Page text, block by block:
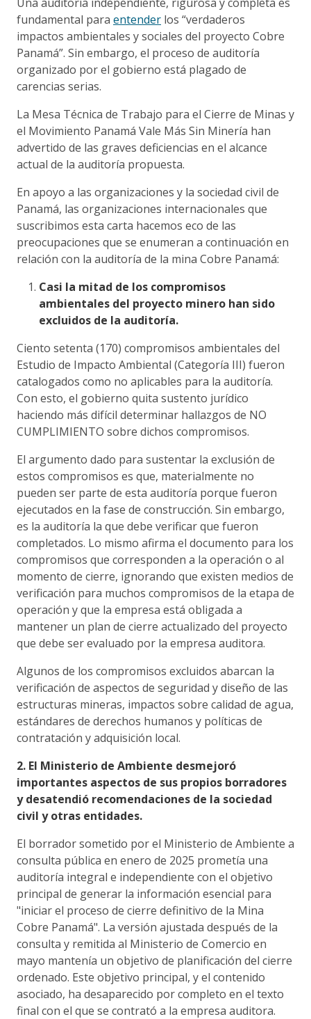
fundamental para entender los “verdaderos
impactos ambientales y sociales del proyecto Cobre
Panamá”. Sin embargo, el proceso de auditoría
organizado por el gobierno está plagado de
carencias serias.
La Mesa Técnica de Trabajo para el Cierre de Minas y
el Movimiento Panamá Vale Más Sin Minería han
advertido de las graves deficiencias en el alcance
actual de la auditoría propuesta.
En apoyo a las organizaciones y la sociedad civil de
Panamá, las organizaciones internacionales que
suscribimos esta carta hacemos eco de las
preocupaciones que se enumeran a continuación en
relación con la auditoría de la mina Cobre Panamá:
Casi la mitad de los compromisos
ambientales del proyecto minero han sido
excluidos de la auditoría.
Ciento setenta (170) compromisos ambientales del
Estudio de Impacto Ambiental (Categoría III) fueron
catalogados como no aplicables para la auditoría.
Con esto, el gobierno quita sustento jurídico
haciendo más difícil determinar hallazgos de NO
CUMPLIMIENTO sobre dichos compromisos.
El argumento dado para sustentar la exclusión de
estos compromisos es que, materialmente no
pueden ser parte de esta auditoría porque fueron
ejecutados en la fase de construcción. Sin embargo,
es la auditoría la que debe verificar que fueron
completados. Lo mismo afirma el documento para los
compromisos que corresponden a la operación o al
momento de cierre, ignorando que existen medios de
verificación para muchos compromisos de la etapa de
operación y que la empresa está obligada a
mantener un plan de cierre actualizado del proyecto
que debe ser evaluado por la empresa auditora.
Algunos de los compromisos excluidos abarcan la
verificación de aspectos de seguridad y diseño de las
estructuras mineras, impactos sobre calidad de agua,
estándares de derechos humanos y políticas de
contratación y adquisición local.
2. El Ministerio de Ambiente desmejoró
importantes aspectos de sus propios borradores
y desatendió recomendaciones de la sociedad
civil y otras entidades.
El borrador sometido por el Ministerio de Ambiente a
consulta pública en enero de 2025 prometía una
auditoría integral e independiente con el objetivo
principal de generar la información esencial para
"iniciar el proceso de cierre definitivo de la Mina
Cobre Panamá". La versión ajustada después de la
consulta y remitida al Ministerio de Comercio en
mayo mantenía un objetivo de planificación del cierre
ordenado. Este objetivo principal, y el contenido
asociado, ha desaparecido por completo en el texto
final con el que se contrató a la empresa auditora.